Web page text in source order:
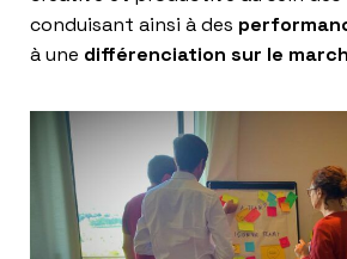
conduisant ainsi à des
à une différenciation sur le